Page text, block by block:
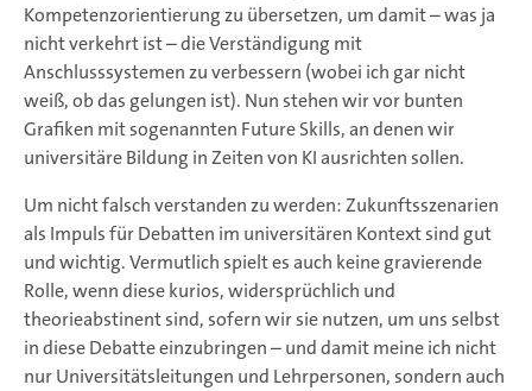
Kompetenzorientierung zu übersetzen, um damit – was ja
nicht verkehrt ist – die Verständigung mit
Anschlusssystemen zu verbessern (wobei ich gar nicht
weiß, ob das gelungen ist). Nun stehen wir vor bunten
Grafiken mit sogenannten Future Skills, an denen wir
universitäre Bildung in Zeiten von KI ausrichten sollen.
Um nicht falsch verstanden zu werden: Zukunftsszenarien
als Impuls für Debatten im universitären Kontext sind gut
und wichtig. Vermutlich spielt es auch keine gravierende
Rolle, wenn diese kurios, widersprüchlich und
theorieabstinent sind, sofern wir sie nutzen, um uns selbst
in diese Debatte einzubringen – und damit meine ich nicht
nur Universitätsleitungen und Lehrpersonen, sondern auch